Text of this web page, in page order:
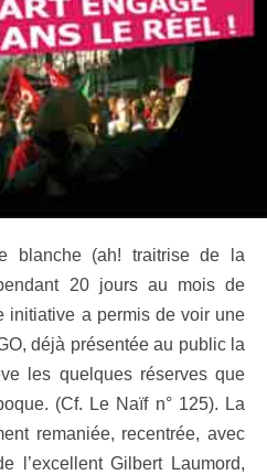
blanche (ah! traitrise de la
20 jours au mois de
initiative a permis de voir une
déjà présentée au public la
les quelques réserves que
(Cf. Le Naïf n° 125). La
remaniée, recentrée, avec
l’excellent Gilbert Laumord,